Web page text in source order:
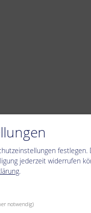
festlegen.
jederzeit widerrufen
.
notwendig)